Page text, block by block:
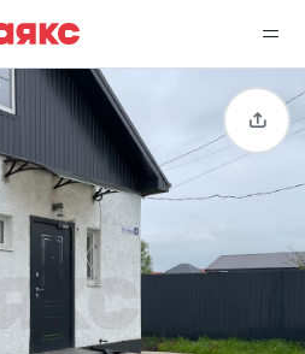
Сравнение
0 объявлений
Услуги